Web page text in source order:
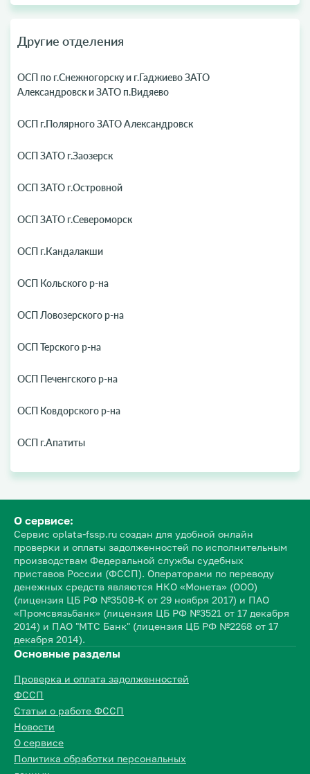
Другие отделения
ОСП по г.Снежногорску и г.Гаджиево ЗАТО
Александровск и ЗАТО п.Видяево
ОСП г.Полярного ЗАТО Александровск
ОСП ЗАТО г.Заозерск
ОСП ЗАТО г.Островной
ОСП ЗАТО г.Североморск
ОСП г.Кандалакши
ОСП Кольского р-на
ОСП Ловозерского р-на
ОСП Терского р-на
ОСП Печенгского р-на
ОСП Ковдорского р-на
ОСП г.Апатиты
О сервисе:
Сервис oplata-fssp.ru создан для удобной онлайн
проверки и оплаты задолженностей по исполнительным
производствам Федеральной службы судебных
приставов России (ФССП). Операторами по переводу
денежных средств являются НКО «Монета» (ООО)
(лицензия ЦБ РФ №3508-К от 29 ноября 2017) и ПАО
«Промсвязьбанк» (лицензия ЦБ РФ №3521 от 17 декабря
2014) и ПАО "МТС Банк" (лицензия ЦБ РФ №2268 от 17
декабря 2014).
Основные разделы
Проверка и оплата задолженностей
ФССП
Статьи о работе ФССП
Новости
О сервисе
Политика обработки персональных